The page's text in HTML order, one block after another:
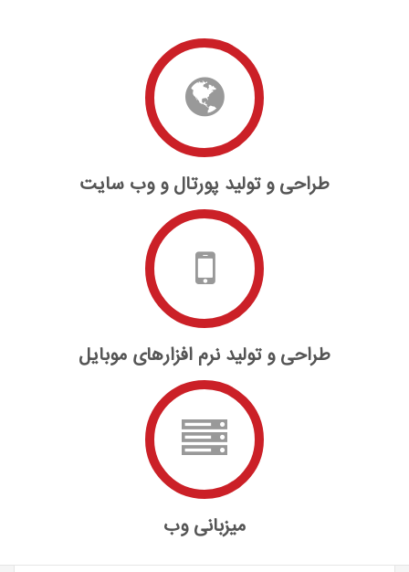
طراحی و تولید پورتال و وب سایت
طراحی و تولید نرم افزارهای موبایل
میزبانی وب